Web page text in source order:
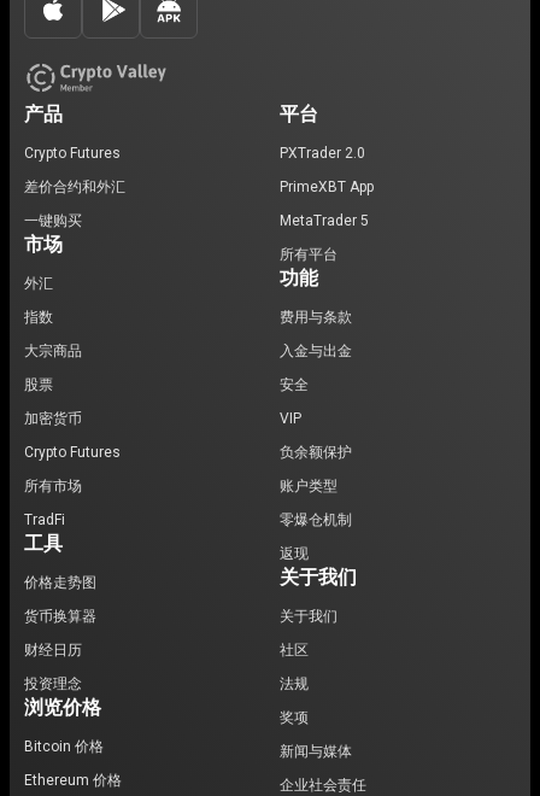
产品
Crypto Futures
差价合约和外汇
一键购买
市场
外汇
指数
大宗商品
股票
加密货币
Crypto Futures
所有市场
TradFi
工具
价格走势图
货币换算器
财经日历
投资理念
浏览价格
Bitcoin 价格
Ethereum 价格
平台
PXTrader 2.0
PrimeXBT App
MetaTrader 5
所有平台
功能
费用与条款
入金与出金
安全
VIP
负余额保护
账户类型
零爆仓机制
返现
关于我们
关于我们
社区
法规
奖项
新闻与媒体
企业社会责任